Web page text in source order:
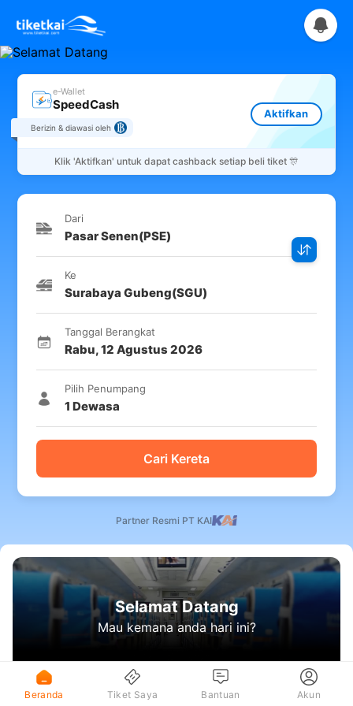
e-Wallet
SpeedCash
Berizin & diawasi oleh
Aktifkan
Klik 'Aktifkan' untuk dapat cashback setiap beli tiket 🎊
Dari
Pasar Senen(PSE)
Ke
Surabaya Gubeng(SGU)
Tanggal Berangkat
Rabu,12 Agustus 2026
Pilih Penumpang
1 Dewasa
Cari Kereta
Partner Resmi PT KAI
Selamat Datang
Mau kemana anda hari ini?
Beranda Tiket Saya Bantuan Akun